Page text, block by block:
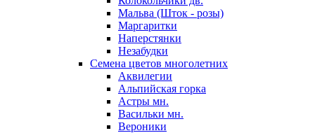
Мальва (Шток - розы)
Маргаритки
Наперстянки
Незабудки
Семена цветов многолетних
Аквилегии
Альпийская горка
Астры мн.
Васильки мн.
Вероники